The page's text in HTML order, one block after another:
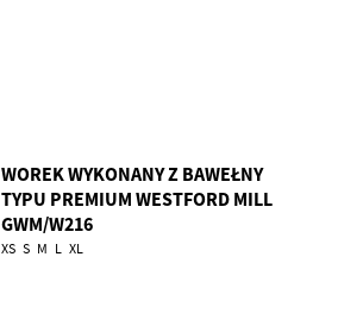
WOREK WYKONANY Z BAWEŁNY
TYPU PREMIUM WESTFORD MILL
GWM/W216
XS S M L XL